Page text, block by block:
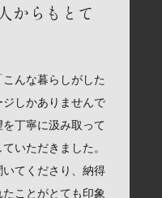
からもとて
こんな暮らしがした
しかありませんで
丁寧に汲み取って
いただきました。
てくださり、納得
ことがとても印象